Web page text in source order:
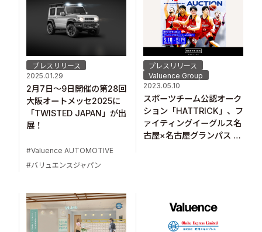
プレスリリース
2025.01.29
2月7日～9日開催の第28回
大阪オートメッセ2025に
「TWISTED JAPAN」が出
展！
Valuence AUTOMOTIVE
バリュエンスジャパン
プレスリリース
Valuence Group
2023.05.10
スポーツチーム公認オーク
ション「HATTRICK」、フ
ァイティングイーグルス名
古屋×名古屋グランパス コ